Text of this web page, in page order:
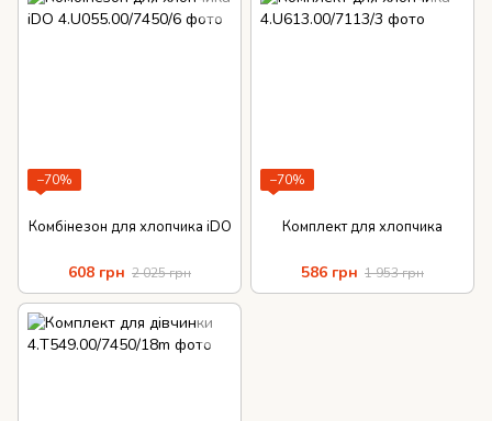
−70%
Комбінезон для хлопчика iDO
608 грн 2 025 грн
−70%
Комплект для хлопчика
586 грн 1 953 грн